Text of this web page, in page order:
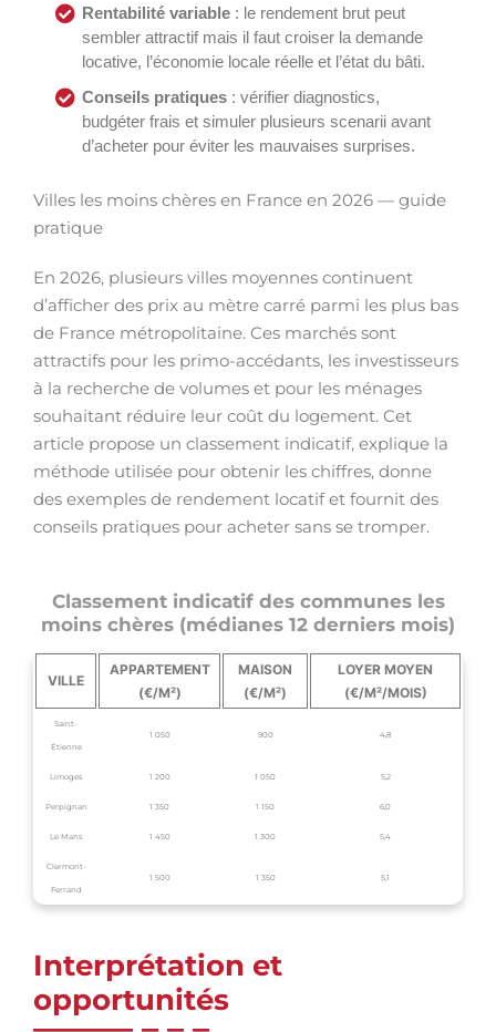
Rentabilité variable : le rendement brut peut
sembler attractif mais il faut croiser la demande
locative, l’économie locale réelle et l’état du bâti.
Conseils pratiques : vérifier diagnostics,
budgéter frais et simuler plusieurs scenarii avant
d’acheter pour éviter les mauvaises surprises.
Villes les moins chères en France en 2026 — guide
pratique
En 2026, plusieurs villes moyennes continuent
d’afficher des prix au mètre carré parmi les plus bas
de France métropolitaine. Ces marchés sont
attractifs pour les primo-accédants, les investisseurs
à la recherche de volumes et pour les ménages
souhaitant réduire leur coût du logement. Cet
article propose un classement indicatif, explique la
méthode utilisée pour obtenir les chiffres, donne
des exemples de rendement locatif et fournit des
conseils pratiques pour acheter sans se tromper.
Classement indicatif des communes les
moins chères (médianes 12 derniers mois)
VILLE
APPARTEMENT
(€/M²)
MAISON
(€/M²)
LOYER MOYEN
(€/M²/MOIS)
Saint-
Étienne
1 050 900 4,8
Limoges 1 200 1 050 5,2
Perpignan 1 350 1 150 6,0
Le Mans 1 450 1 300 5,4
Clermont-
Ferrand
1 500 1 350 5,1
Interprétation et
opportunités